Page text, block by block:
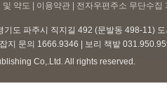
약도 | 이용약관 | 전자우편주소 무단수집
기도 파주시 직지길 492 (문발동 498-11)
지 문의 1666.9346 | 보리 책밭
Co,.Ltd. All rights reserved.